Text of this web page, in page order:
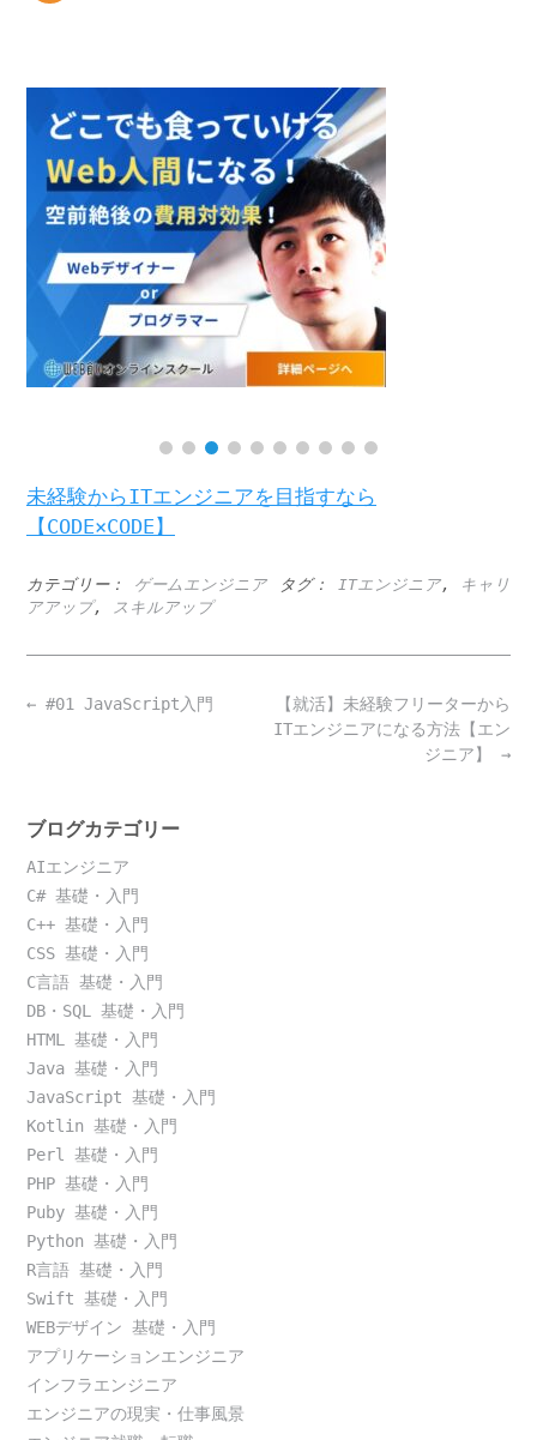
未経験からITエンジニアを目指すなら
【CODE×CODE】
カテゴリー： ゲームエンジニア タグ： ITエンジニア,
キャリ
アアップ, スキルアップ
Post
【就活】未経験フリーターから
ITエンジニアになる方法【エン
ジニア】 →
← #01 JavaScript入門
ブログカテゴリー
AIエンジニア
C# 基礎・入門
C++ 基礎・入門
CSS 基礎・入門
C言語 基礎・入門
DB・SQL 基礎・入門
HTML 基礎・入門
Java 基礎・入門
JavaScript 基礎・入門
Kotlin 基礎・入門
Perl 基礎・入門
PHP 基礎・入門
Puby 基礎・入門
Python 基礎・入門
R言語 基礎・入門
Swift 基礎・入門
WEBデザイン 基礎・入門
アプリケーションエンジニア
インフラエンジニア
エンジニアの現実・仕事風景